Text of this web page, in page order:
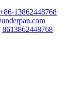
+86-13862448768
8613862448768